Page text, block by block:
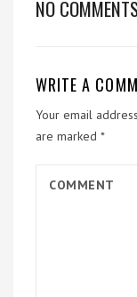
NO
WRITE A
Your email
are marked *